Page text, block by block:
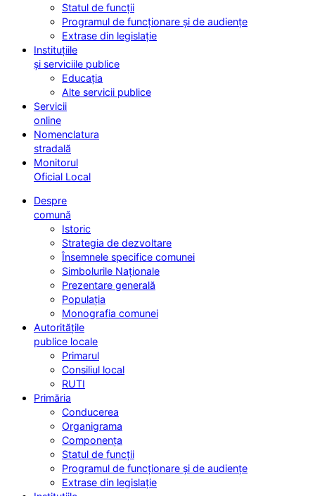
Statul de funcții
Programul de funcționare și de audiențe
Extrase din legislație
Instituțiile
și serviciile publice
Educația
Alte servicii publice
Servicii
online
Nomenclatura
stradală
Monitorul
Oficial Local
Despre
comună
Istoric
Strategia de dezvoltare
Însemnele specifice comunei
Simbolurile Naționale
Prezentare generală
Populația
Monografia comunei
Autoritățile
publice locale
Primarul
Consiliul local
RUTI
Primăria
Conducerea
Organigrama
Componența
Statul de funcții
Programul de funcționare și de audiențe
Extrase din legislație